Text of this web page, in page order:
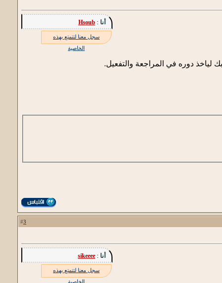
أنا : Hsoub
سجل معنا لتتمتع بهذه
الخاصية
لياخذ دوره في المراجعة والتفعيل.
3
أنا :sikeeee
سجل معنا لتتمتع بهذه
الخاصية